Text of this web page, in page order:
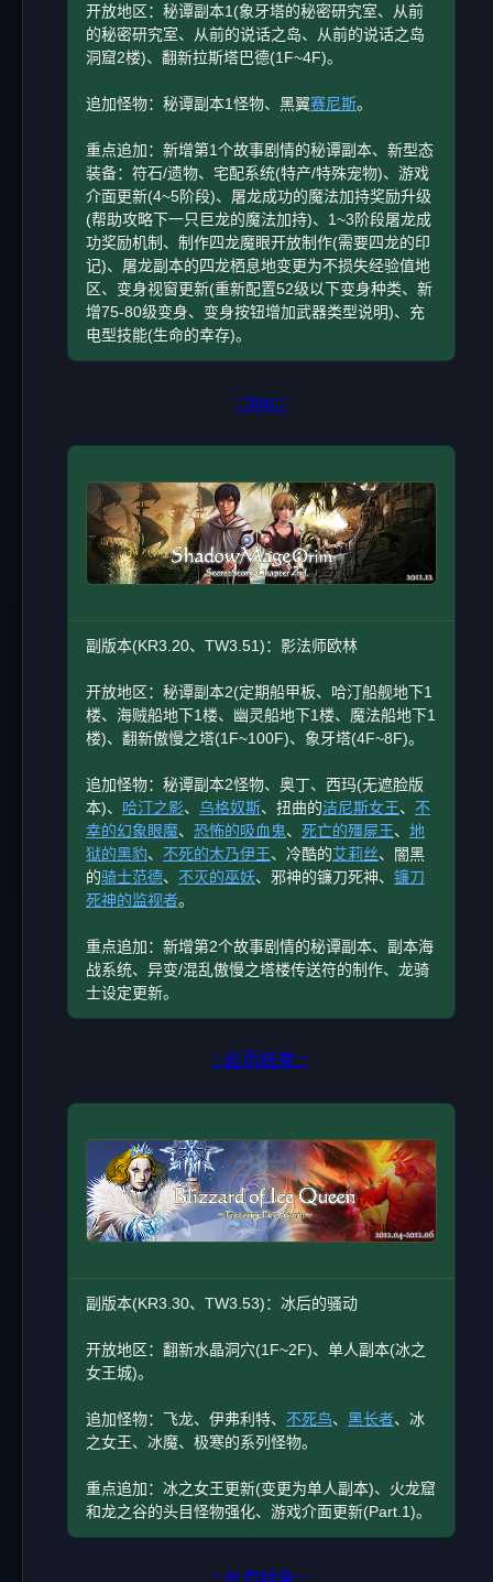
开放地区：秘谭副本1(象牙塔的秘密研究室、从前
的秘密研究室、从前的说话之岛、从前的说话之岛
洞窟2楼)、翻新拉斯塔巴德(1F~4F)。
追加怪物：秘谭副本1怪物、黑翼赛尼斯。
重点追加：新增第1个故事剧情的秘谭副本、新型态
装备：符石/遗物、宅配系统(特产/特殊宠物)、游戏
介面更新(4~5阶段)、屠龙成功的魔法加持奖励升级
(帮助攻略下一只巨龙的魔法加持)、1~3阶段屠龙成
功奖励机制、制作四龙魔眼开放制作(需要四龙的印
记)、屠龙副本的四龙栖息地变更为不损失经验值地
区、变身视窗更新(重新配置52级以下变身种类、新
增75-80级变身、变身按钮增加武器类型说明)、充
电型技能(生命的幸存)。
:::top:::
副版本(KR3.20、TW3.51)：影法师欧林
开放地区：秘谭副本2(定期船甲板、哈汀船舰地下1
楼、海贼船地下1楼、幽灵船地下1楼、魔法船地下1
楼)、翻新傲慢之塔(1F~100F)、象牙塔(4F~8F)。
追加怪物：秘谭副本2怪物、奥丁、西玛(无遮脸版
本)、 哈汀之影、 乌格奴斯、扭曲的洁尼斯女王、 不
幸的幻象眼魔、 恐怖的吸血鬼、 死亡的殭屍王、 地
狱的黑豹、 不死的木乃伊王、冷酷的艾莉丝、闇黑
的骑士范德、 不灭的巫妖、邪神的镰刀死神、 镰刀
死神的监视者。
重点追加：新增第2个故事剧情的秘谭副本、副本海
战系统、异变/混乱傲慢之塔楼传送符的制作、龙骑
士设定更新。
:::此页结束:::
副版本(KR3.30、TW3.53)：冰后的骚动
开放地区：翻新水晶洞穴(1F~2F)、单人副本(冰之
女王城)。
追加怪物：飞龙、伊弗利特、 不死鸟、 黑长者、冰
之女王、冰魔、极寒的系列怪物。
重点追加：冰之女王更新(变更为单人副本)、火龙窟
和龙之谷的头目怪物强化、游戏介面更新(Part.1)。